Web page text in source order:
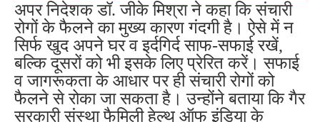
अपर निदेशक डॉ. जीके मिश्रा ने कहा कि संचारी
रोगों के फैलने का मुख्य कारण गंदगी है। ऐसे में न
सिर्फ खुद अपने घर व इर्दगिर्द साफ-सफाई रखें,
बल्कि दूसरों को भी इसके लिए प्रेरित करें। सफाई
व जागरूकता के आधार पर ही संचारी रोगों को
फैलने से रोका जा सकता है। उन्होंने बताया कि गैर
सरकारी संस्था फैमिली हेल्थ ऑफ इंडिया के